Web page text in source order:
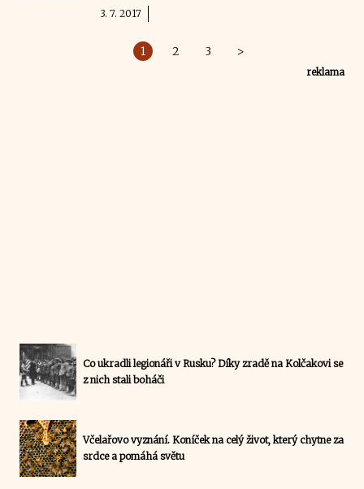
3. 7. 2017
1 2 3 >
reklama
Co ukradli legionáři v Rusku? Díky zradě na Kolčakovi se
z nich stali boháči
Včelařovo vyznání. Koníček na celý život, který chytne za
srdce a pomáhá světu